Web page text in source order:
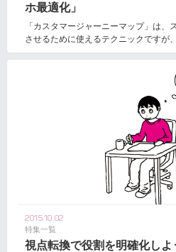
ホ最適化」
「カスタマージャーニーマップ」は、
させるために使えるテクニックですが
2015.10.02
特集一覧
視点転換で役割を明確化し